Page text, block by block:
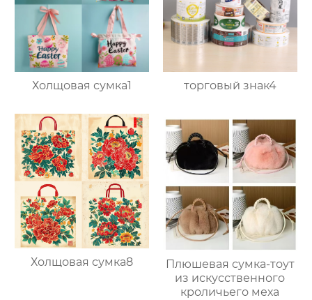
Холщовая сумка1 торговый знак4
Холщовая сумка8
Плюшевая сумка-тоут
из искусственного
кроличьего меха